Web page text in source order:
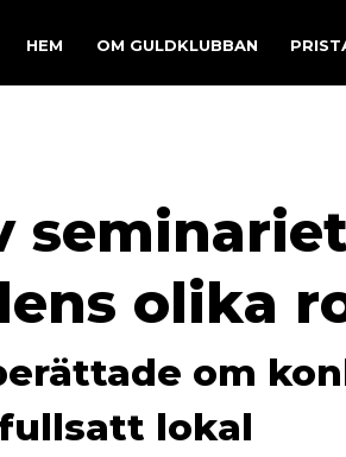
HEM OM GULDKLUBBAN
olika
om
lokal